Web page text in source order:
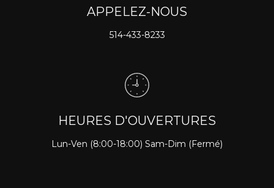
APPELEZ-NOUS
514-433-8233
HEURES D'OUVERTURES
Lun-Ven (8:00-18:00) Sam-Dim (Fermé)